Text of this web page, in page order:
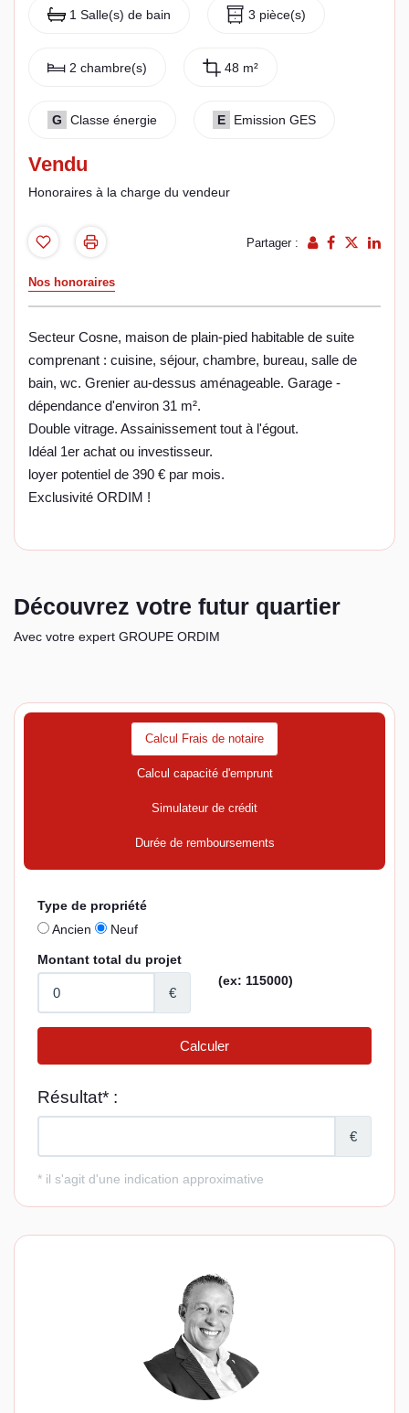
1 Salle(s) de bain 3 pièce(s)
2 chambre(s) 48 m²
G Classe énergie E Emission GES
Vendu
Honoraires à la charge du vendeur
Partager :
Nos honoraires
Secteur Cosne, maison de plain-pied habitable de suite
comprenant : cuisine, séjour, chambre, bureau, salle de
bain, wc. Grenier au-dessus aménageable. Garage -
dépendance d'environ 31 m².
Double vitrage. Assainissement tout à l'égout.
Idéal 1er achat ou investisseur.
loyer potentiel de 390 € par mois.
Exclusivité ORDIM !
Découvrez votre futur quartier
Avec votre expert GROUPE ORDIM
Calcul Frais de notaire
Calcul capacité d'emprunt
Simulateur de crédit
Durée de remboursements